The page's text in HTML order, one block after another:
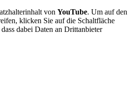
von YouTube. Um auf den
klicken Sie auf die Schaltfläche
dabei Daten an Drittanbieter